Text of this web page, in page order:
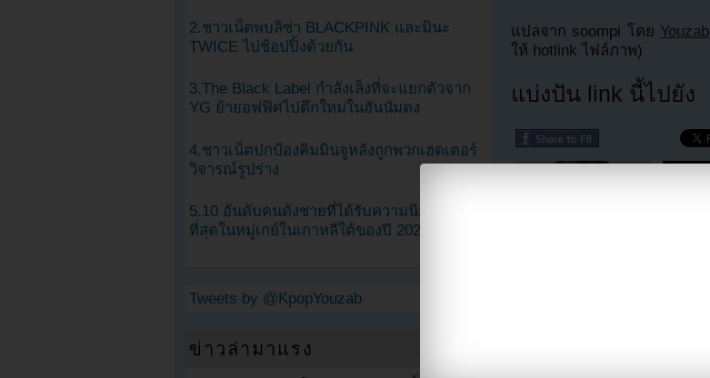
แปลจาก soompi โดย Youzab
ให้ hotlink ไฟล์ภาพ)
แบ่งปัน link นี้ไปยัง
2.ชาวเน็ตพบลิซ่า BLACKPINK และมินะ
TWICE ไปช้อปปิ้งด้วยกัน
3.The Black Label กำลังเล็งที่จะแยกตัวจาก
YG ย้ายอฟฟิศไปตึกใหม่ในฮันนัมดง
4.ชาวเน็ตปกป้องคิมมินจูหลังถูกพวกเฮดเตอร์
วิจารณ์รูปร่าง
5.10 อันดับคนดังชายที่ได้รับความนิยมมาก
ที่สุดในหมู่เกย์ในเกาหลีใต้ของปี 2023
Tweets by @KpopYouzab
ข่าวล่ามาแรง